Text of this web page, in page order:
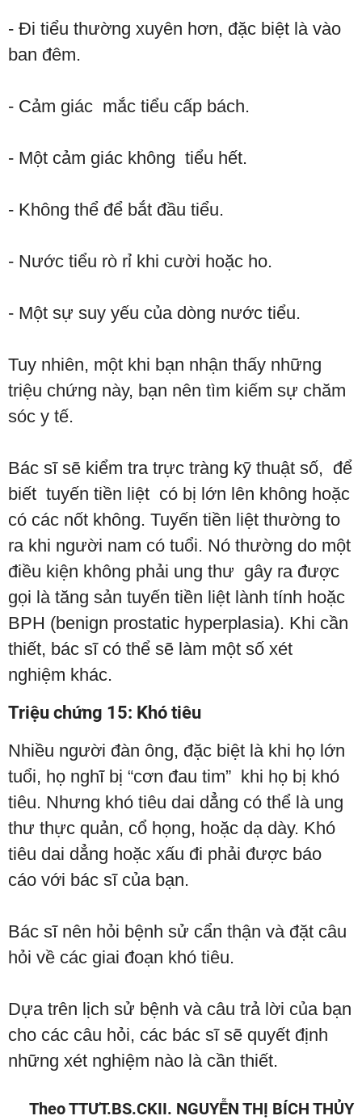
- Đi tiểu thường xuyên hơn, đặc biệt là vào
ban đêm.
- Cảm giác mắc tiểu cấp bách.
- Một cảm giác không tiểu hết.
- Không thể để bắt đầu tiểu.
- Nước tiểu rò rỉ khi cười hoặc ho.
- Một sự suy yếu của dòng nước tiểu.
Tuy nhiên, một khi bạn nhận thấy những
triệu chứng này, bạn nên tìm kiếm sự chăm
sóc y tế.
Bác sĩ sẽ kiểm tra trực tràng kỹ thuật số, để
biết tuyến tiền liệt có bị lớn lên không hoặc
có các nốt không. Tuyến tiền liệt thường to
ra khi người nam có tuổi. Nó thường do một
điều kiện không phải ung thư gây ra được
gọi là tăng sản tuyến tiền liệt lành tính hoặc
BPH (benign prostatic hyperplasia). Khi cần
thiết, bác sĩ có thể sẽ làm một số xét
nghiệm khác.
Triệu chứng 15: Khó tiêu
Nhiều người đàn ông, đặc biệt là khi họ lớn
tuổi, họ nghĩ bị “cơn đau tim” khi họ bị khó
tiêu. Nhưng khó tiêu dai dẳng có thể là ung
thư thực quản, cổ họng, hoặc dạ dày. Khó
tiêu dai dẳng hoặc xấu đi phải được báo
cáo với bác sĩ của bạn.
Bác sĩ nên hỏi bệnh sử cẩn thận và đặt câu
hỏi về các giai đoạn khó tiêu.
Dựa trên lịch sử bệnh và câu trả lời của bạn
cho các câu hỏi, các bác sĩ sẽ quyết định
những xét nghiệm nào là cần thiết.
Theo TTƯT.BS.CKII. NGUYỄN THỊ BÍCH THỦY